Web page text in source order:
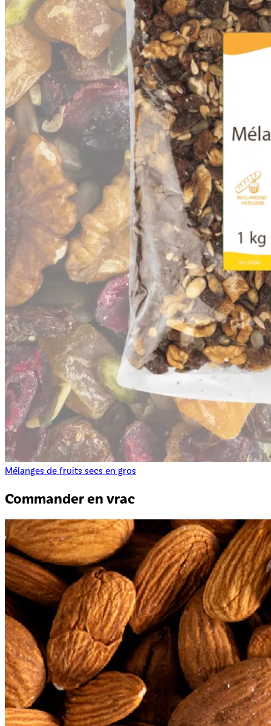
Mélanges de fruits secs en gros
Commander en vrac